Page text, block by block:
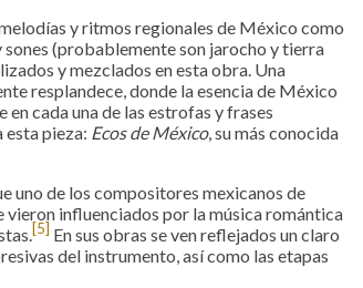
y ritmos regionales de México como
sones (probablemente son jarocho y tierra
y mezclados en esta obra. Una
resplandece, donde la esencia de México
cada una de las estrofas y frases
esta pieza: Ecos de México, su más conocida
uno de los compositores mexicanos de
vieron influenciados por la música romántica
[5] En sus obras se ven reflejados un claro
del instrumento, así como las etapas